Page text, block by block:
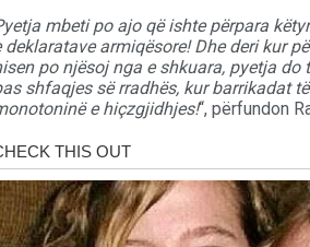
mbeti po ajo që ishte përpara
deklaratave armiqësore! Dhe deri kur
po njësoj nga e shkuara, pyetja do
shfaqjes së rradhës, kur barrikadat
e hiçzgjidhjes!“, përfundon